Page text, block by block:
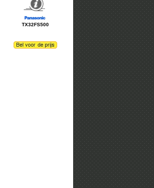
TX32FS500